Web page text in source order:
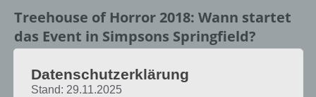
Treehouse of Horror 2018: Wann startet
das Event in Simpsons Springfield?
[index]Datenschutzerklärung
Stand: 29.11.2025